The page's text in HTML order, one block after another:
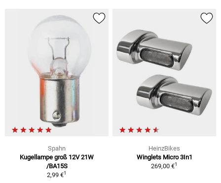
Spahn
Kugellampe groß 12V 21W
/BA15S
2,99 €1
HeinzBikes
Winglets Micro 3In1
269,00 €1